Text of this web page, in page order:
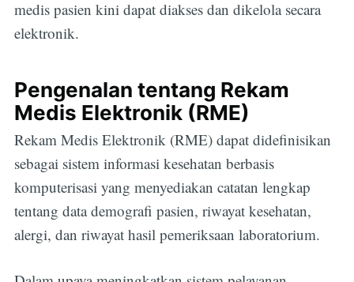
medis pasien kini dapat diakses dan dikelola secara
elektronik.
Pengenalan tentang Rekam
Medis Elektronik (RME)
Rekam Medis Elektronik (RME) dapat didefinisikan
sebagai sistem informasi kesehatan berbasis
komputerisasi yang menyediakan catatan lengkap
tentang data demografi pasien, riwayat kesehatan,
alergi, dan riwayat hasil pemeriksaan laboratorium.